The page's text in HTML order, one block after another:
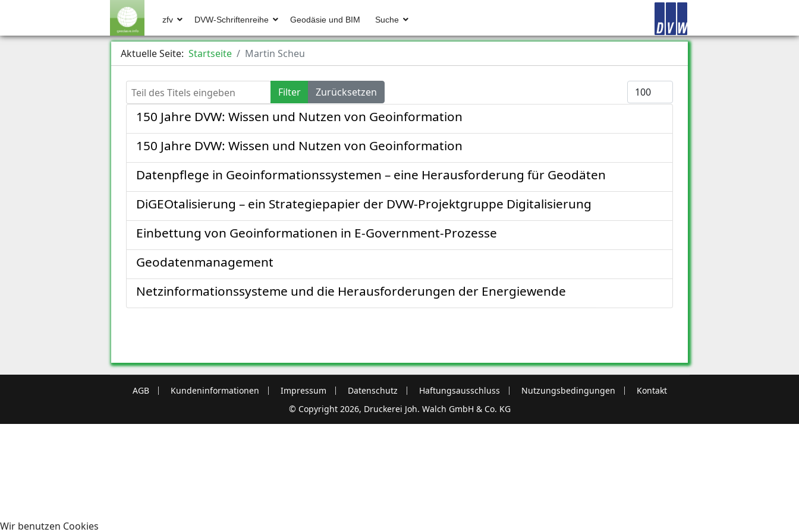
zfv DVW-Schriftenreihe Geodäsie und BIM Suche
Aktuelle Seite: Startseite Martin Scheu
Teil des Titels eingeben Filter Zurücksetzen Anzeige #
150 Jahre DVW: Wissen und Nutzen von Geoinformation
150 Jahre DVW: Wissen und Nutzen von Geoinformation
Datenpflege in Geoinformationssystemen – eine Herausforderung für Geodäten
DiGEOtalisierung – ein Strategiepapier der DVW-Projektgruppe Digitalisierung
Einbettung von Geoinformationen in E-Government-Prozesse
Geodatenmanagement
Netzinformationssysteme und die Herausforderungen der Energiewende
AGB Kundeninformationen Impressum Datenschutz Haftungsausschluss Nutzungsbedingungen
Kontakt
© Copyright 2026, Druckerei Joh. Walch GmbH & Co. KG
Wir benutzen Cookies